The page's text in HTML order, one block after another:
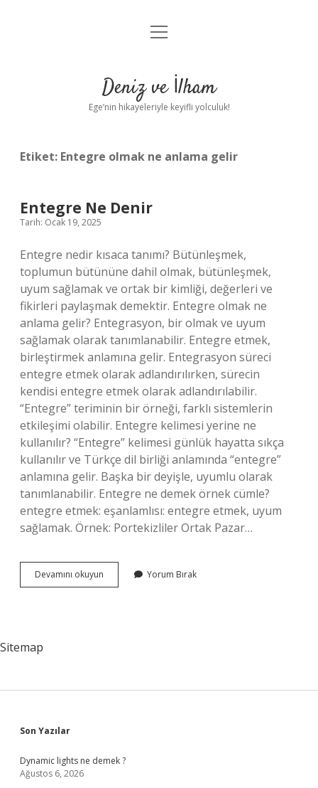
Anasayfa
Yasal Uyarı
menüyü
Deniz ve İlham
Ege’nin hikayeleriyle keyifli yolculuk!
Etiket: Entegre olmak ne anlama gelir
Entegre Ne Denir
Tarih: Ocak 19, 2025
Entegre nedir kısaca tanımı? Bütünleşmek,
toplumun bütününe dahil olmak, bütünleşmek,
uyum sağlamak ve ortak bir kimliği, değerleri ve
fikirleri paylaşmak demektir. Entegre olmak ne
anlama gelir? Entegrasyon, bir olmak ve uyum
sağlamak olarak tanımlanabilir. Entegre etmek,
birleştirmek anlamına gelir. Entegrasyon süreci
entegre etmek olarak adlandırılırken, sürecin
kendisi entegre etmek olarak adlandırılabilir.
“Entegre” teriminin bir örneği, farklı sistemlerin
etkileşimi olabilir. Entegre kelimesi yerine ne
kullanılır? “Entegre” kelimesi günlük hayatta sıkça
kullanılır ve Türkçe dil birliği anlamında “entegre”
anlamına gelir. Başka bir deyişle, uyumlu olarak
tanımlanabilir. Entegre ne demek örnek cümle?
entegre etmek: eşanlamlısı: entegre etmek, uyum
sağlamak. Örnek: Portekizliler Ortak Pazar…
Devamını okuyun
Ne
Yorum Bırak
Sitemap
Sidebar
Son Yazılar
Dynamic lights ne demek ?
Ağustos 6, 2026